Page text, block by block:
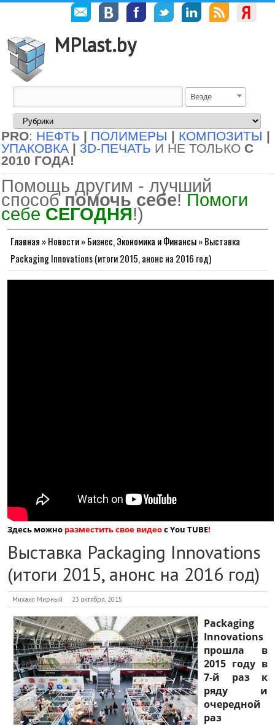
MPlast.by
Везде
PRO: НЕФТЬ | ПОЛИМЕРЫ | КОМПОЗИТЫ |
УПАКОВКА | 3D-ПЕЧАТЬ И НЕ ТОЛЬКО С
2010 ГОДА!
Помощь другим - лучший
способ помочь себе! Помоги
себе СЕГОДНЯ!)
Главная »Новости»Бизнес, Экономика и Финансы»Выставка
Packaging Innovations (итоги 2015, анонс на 2016 год)
Здесь можно разместить свое видеос You TUBE!
Выставка Packaging Innovations
(итоги 2015, анонс на 2016 год)
Михаил Мирный 23 октября, 2015
Packaging
Innovations
прошла в
2015 году в
7-й раз к
ряду и
очередной
раз